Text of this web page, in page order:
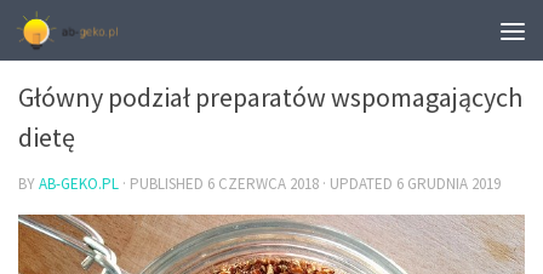
CIEKAWOSTKI
Główny podział preparatów wspomagających
dietę
BYAB-GEKO.PL · PUBLISHED 6 CZERWCA 2018 · UPDATED 6 GRUDNIA 2019